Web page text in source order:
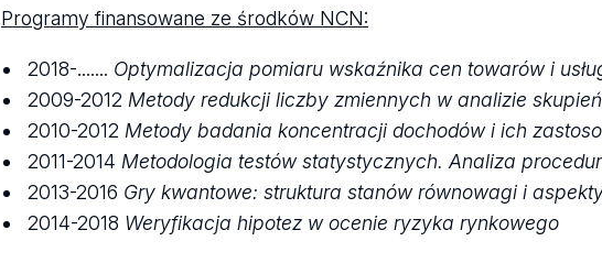
Programy finansowane ze środków NCN:
2018-....... Optymalizacja pomiaru wskaźnika cen towarów i
2009-2012 Metody redukcji liczby zmiennych w analizie
2010-2012 Metody badania koncentracji dochodów i ich
2011-2014 Metodologia testów statystycznych. Analiza
2013-2016 Gry kwantowe: struktura stanów równowagi i
2014-2018 Weryfikacja hipotez w ocenie ryzyka rynkowego